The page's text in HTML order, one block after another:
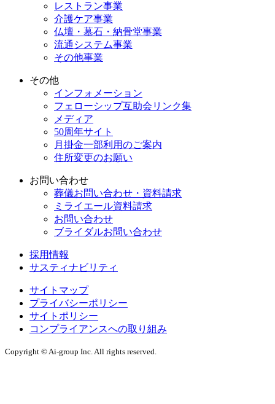
レストラン事業
介護ケア事業
仏壇・墓石・納骨堂事業
流通システム事業
その他事業
その他
インフォメーション
フェローシップ互助会リンク集
メディア
50周年サイト
⽉掛⾦⼀部利⽤のご案内
住所変更のお願い
お問い合わせ
葬儀お問い合わせ・資料請求
ミライエール資料請求
お問い合わせ
ブライダルお問い合わせ
採用情報
サスティナビリティ
サイトマップ
プライバシーポリシー
サイトポリシー
コンプライアンスへの取り組み
Copyright © Ai-group Inc. All rights reserved.